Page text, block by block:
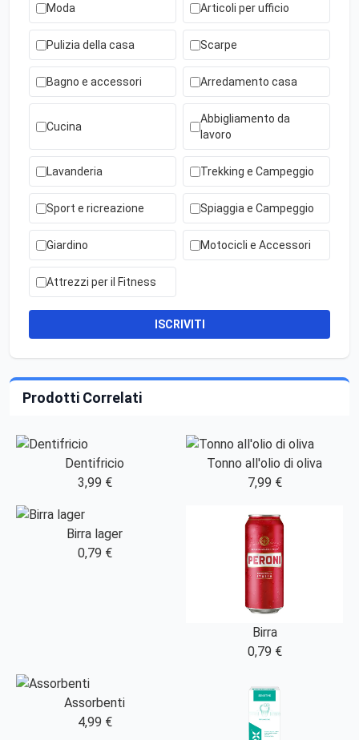
Moda Articoli per ufficio
Pulizia della casa Scarpe
Bagno e accessori Arredamento casa
Cucina
Abbigliamento da
lavoro
Lavanderia Trekking e Campeggio
Sport e ricreazione Spiaggia e Campeggio
Giardino Motocicli e Accessori
Attrezzi per il Fitness
ISCRIVITI
Prodotti Correlati
Dentifricio
3,99 €
Tonno all'olio di oliva
7,99 €
Birra lager
0,79 €
Birra
0,79 €
Assorbenti
4,99 €